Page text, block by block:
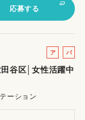
応募する
ア
バ
パ
ト
谷区│女性活躍中
ーション